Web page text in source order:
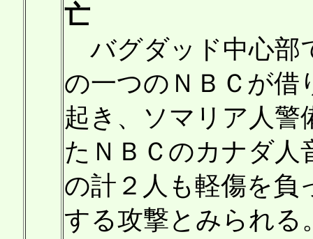
亡
バグダッド中心部
の一つのＮＢＣが借
起き、ソマリア人警
たＮＢＣのカナダ人
の計２人も軽傷を負
する攻撃とみられる